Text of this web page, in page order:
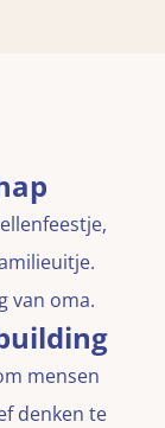
van oma.
mensen
denken te